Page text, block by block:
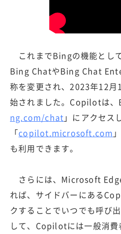
これまでBingの機能とし
Bing ChatやBing Chat
称を変更され、2023年12月
始されました。Copilotは
ng.com/chat 」にアクセス
「copilot.microsoft.com
も利用できます。
さらには、Microsoft
れば、サイドバーにある
クすることでいつでも呼び
して、Copilotには一般消費